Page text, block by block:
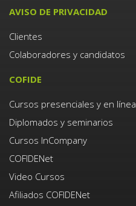
AVISO DE PRIVACIDAD
Clientes
Colaboradores y candidatos
COFIDE
Cursos presenciales y en línea
Diplomados y seminarios
Cursos InCompany
COFIDENet
Video Cursos
Afiliados COFIDENet